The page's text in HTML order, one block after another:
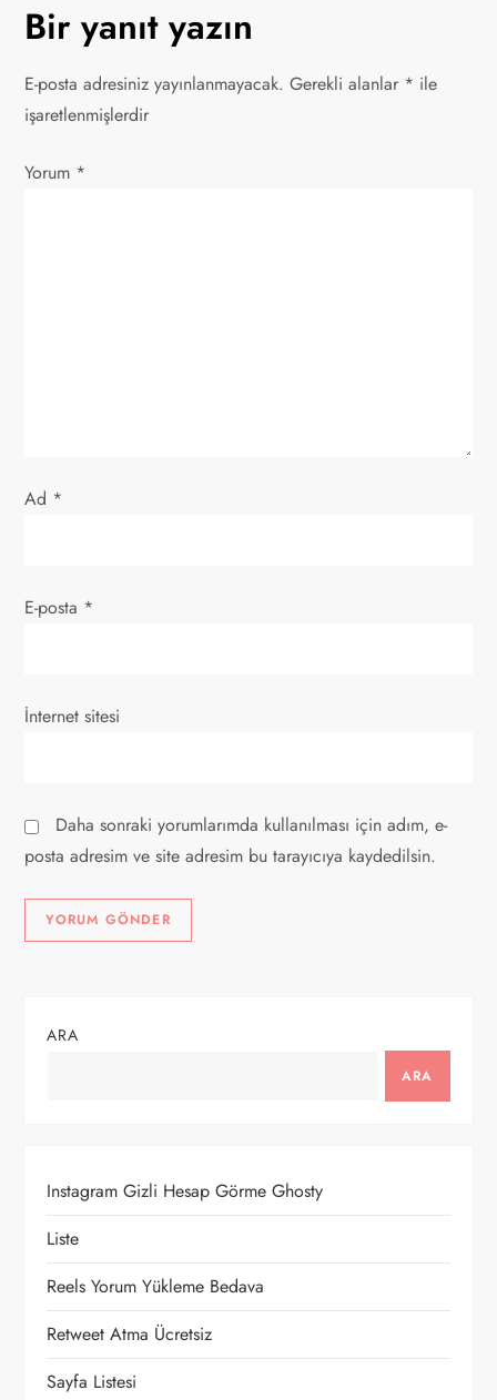
ı
g
e
z
i
Bir yanıt yazın
E-posta adresiniz yayınlanmayacak. Gerekli alanlar * ile
işaretlenmişlerdir
Yorum *
Ad *
E-posta *
İnternet sitesi
Daha sonraki yorumlarımda kullanılması için adım, e-
posta adresim ve site adresim bu tarayıcıya kaydedilsin.
ARA
ARA
Instagram Gizli Hesap Görme Ghosty
Liste
Reels Yorum Yükleme Bedava
Retweet Atma Ücretsiz
Sayfa Listesi